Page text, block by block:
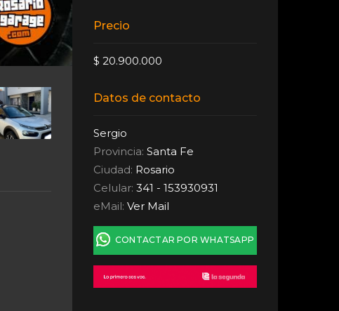
Precio
$ 20.900.000
Datos de contacto
Sergio
Provincia:Santa Fe
Ciudad: Rosario
Celular: 341 - 153930931
eMail:Ver Mail
CONTACTAR POR WHATSAPP